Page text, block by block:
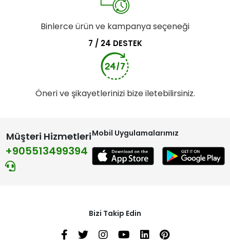
Binlerce ürün ve kampanya seçeneği
7 / 24 DESTEK
Öneri ve şikayetlerinizi bize iletebilirsiniz.
Müşteri Hizmetleri
+905513499394
Mobil Uygulamalarımız
Bizi Takip Edin